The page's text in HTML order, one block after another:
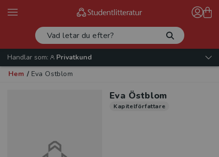
Handlar som:
Privatkund
Hem / Eva Östblom
Eva Östblom
Kapitelförfattare